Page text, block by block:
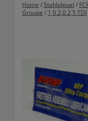
Home /Stahlpleuel /
Groupe / 1,9 2,0 2,5 TDI